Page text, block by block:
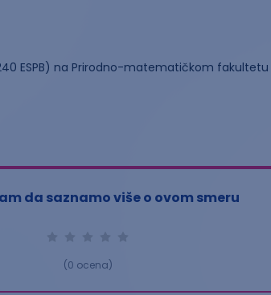
ESPB) na Prirodno-matematičkom fakultetu
da saznamo više o ovom smeru
(0 ocena)